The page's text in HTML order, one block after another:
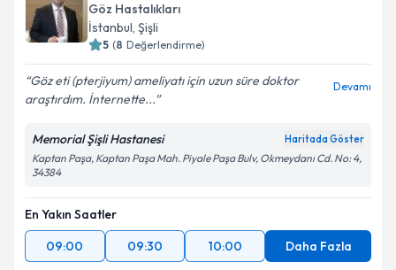
Kişisel verilerimin işlenmesine ilişkinAydınlatma
Metni'ni okudum ve kişisel verilerimin belirtilen
kapsamda işlenmesini kabul ediyorum.
Takvim Talebini Gönder
Göz Hastalıkları
İstanbul, Şişli
5 (8 Değerlendirme)
Göz eti (pterjiyum) ameliyatı için uzun süre doktor
araştırdım. İnternette...
Devamı
Memorial Şişli Hastanesi Haritada Göster
Kaptan Paşa, Kaptan Paşa Mah. Piyale Paşa Bulv, Okmeydanı Cd. No: 4,
34384
En Yakın Saatler
09:00
09:30 10:00 Daha Fazla